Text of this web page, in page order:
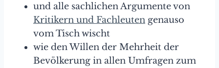
und alle sachlichen Argumente von
Kritikern und Fachleuten genauso
vom Tisch wischt
wie den Willen der Mehrheit der
Bevölkerung in allen Umfragen zum